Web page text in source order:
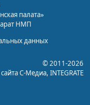
палата»
НМП
данных
© 2011-2026
С-Медиа, INTEGRATE